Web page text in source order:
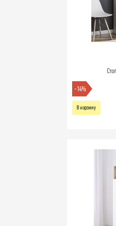
-14%
В корзину